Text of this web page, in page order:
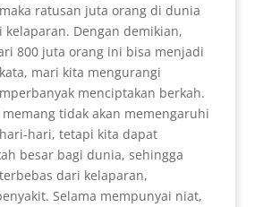
ratusan juta orang di dunia
Dengan demikian,
800 juta orang ini bisa menjadi
mari kita mengurangi
menciptakan berkah.
tidak akan memengaruhi
hari, tetapi kita dapat
besar bagi dunia, sehingga
dari kelaparan,
Selama mempunyai niat,